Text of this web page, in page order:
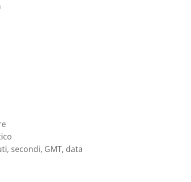
secondi, GMT, data